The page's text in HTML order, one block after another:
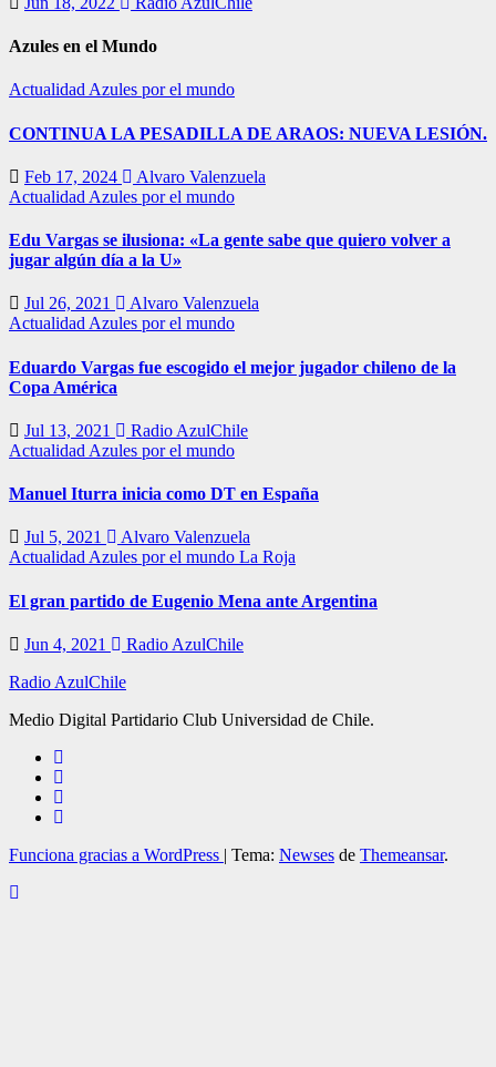
Azules en el Mundo
Actualidad Azules por el mundo
CONTINUA LA PESADILLA DE ARAOS: NUEVA LESIÓN.
Feb 17, 2024
Alvaro Valenzuela
Actualidad Azules por el mundo
Edu Vargas se ilusiona: «La gente sabe que quiero volver a
jugar algún día a la U»
Jul 26, 2021
Alvaro Valenzuela
Actualidad Azules por el mundo
Eduardo Vargas fue escogido el mejor jugador chileno de la
Copa América
Jul 13, 2021
Radio AzulChile
Actualidad Azules por el mundo
Manuel Iturra inicia como DT en España
Jul 5, 2021
Alvaro Valenzuela
Actualidad Azules por el mundo La Roja
El gran partido de Eugenio Mena ante Argentina
Jun 4, 2021
Radio AzulChile
Radio AzulChile
Medio Digital Partidario Club Universidad de Chile.
Funciona gracias a WordPress | Tema: Newses de Themeansar.